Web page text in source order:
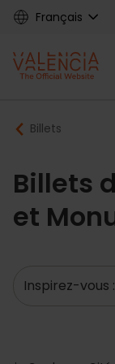
Skip
content
Français
Main
Billets
Billets
et
Recherche